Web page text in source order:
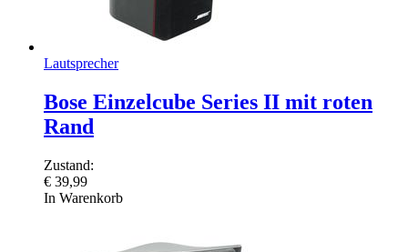
Lautsprecher
Bose Einzelcube Series II mit roten
Rand
Zustand:
€ 39,99
In Warenkorb